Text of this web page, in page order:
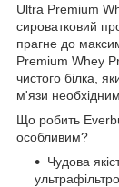
Ultra Premium
сироватковий
прагне до
Premium Whey
чистого білка,
м'язи
Що робить
особливим?
Чудова